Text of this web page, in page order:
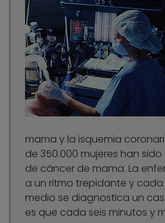
mama y la isquemia
de 350.000 mujeres han
de cáncer de mama. La
a un ritmo trepidante y
medio se diagnostica un
es que cada seis minutos y